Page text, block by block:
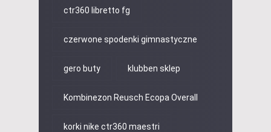
ctr360 libretto fg
czerwone spodenki gimnastyczne
gero buty klubben sklep
Kombinezon Reusch Ecopa Overall
korki nike ctr360 maestri